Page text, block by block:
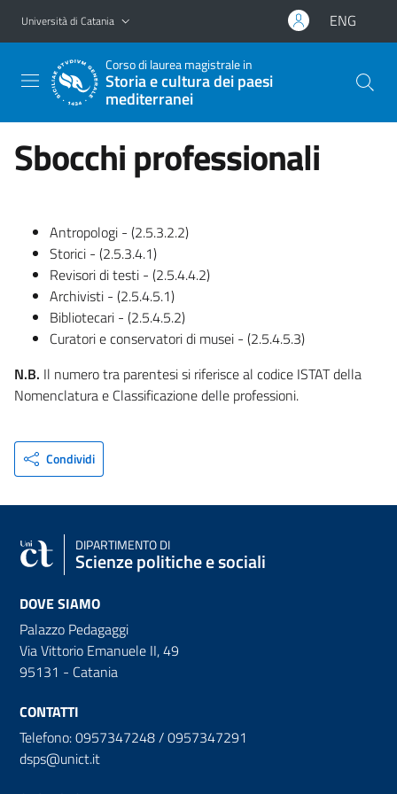
Vai al contenuto principale
Vai al menu di navigazione
Università di Catania ENG
Corso di laurea magistrale in
Storia e cultura dei paesi
mediterranei
Sbocchi professionali
Antropologi - (2.5.3.2.2)
Storici - (2.5.3.4.1)
Revisori di testi - (2.5.4.4.2)
Archivisti - (2.5.4.5.1)
Bibliotecari - (2.5.4.5.2)
Curatori e conservatori di musei - (2.5.4.5.3)
N.B. Il numero tra parentesi si riferisce al codice ISTAT della
Nomenclatura e Classificazione delle professioni.
Condividi
DIPARTIMENTO DI
Scienze politiche e sociali
DOVE SIAMO
Palazzo Pedagaggi
Via Vittorio Emanuele II, 49
95131 - Catania
CONTATTI
Telefono: 0957347248 / 0957347291
dsps@unict.it